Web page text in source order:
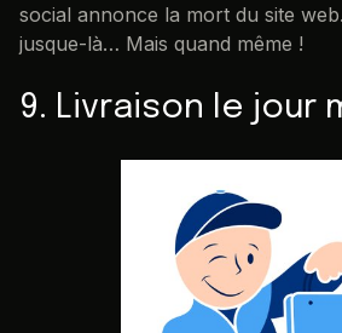
social annonce la mort du site
jusque-là… Mais quand même !
9. Livraison le jour